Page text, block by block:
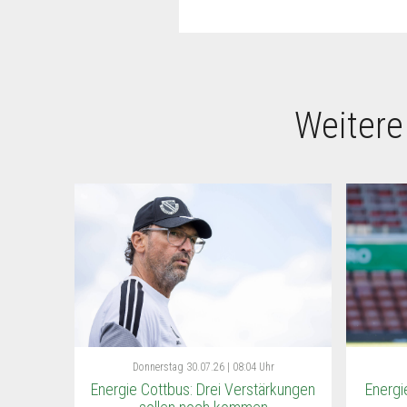
Donnerstag 30.07.26 | 08:04 Uhr
Energie Cottbus: Drei Verstärkungen